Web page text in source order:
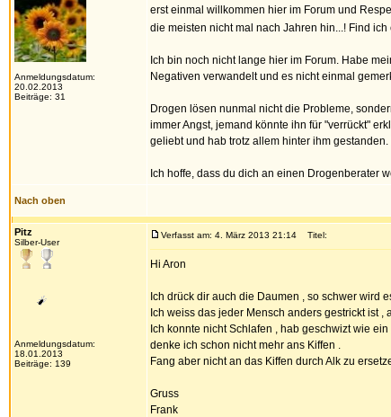
Anmeldungsdatum:
20.02.2013
Beiträge: 31
erst einmal willkommen hier im Forum und
die meisten nicht mal nach Jahren hin...! Find ich
Ich bin noch nicht lange hier im Forum. Habe
Negativen verwandelt und es nicht einmal
Drogen lösen nunmal nicht die Probleme,
immer Angst, jemand könnte ihn für "verrückt"
geliebt und hab trotz allem hinter ihm
Ich hoffe, dass du dich an einen Drogenberater
Nach oben
Pitz
Silber-User
Anmeldungsdatum:
18.01.2013
Beiträge: 139
Verfasst am: 4. März 2013 21:14 Titel:
Hi Aron
Ich drück dir auch die Daumen , so schwer wird
Ich weiss das jeder Mensch anders gestrickt ist
Ich konnte nicht Schlafen , hab geschwizt wie
denke ich schon nicht mehr ans Kiffen .
Fang aber nicht an das Kiffen durch Alk zu
Gruss
Frank